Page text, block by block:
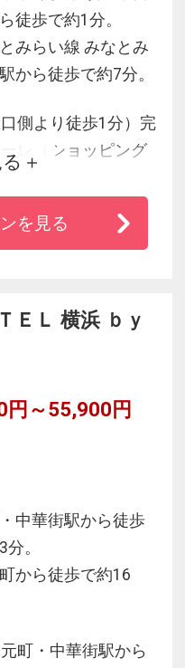
徒歩で約1分。
みらい線 みなとみ
から徒歩で約7分。
側より徒歩1分）完
レ（ショッピング
眺望抜群の感動夜
える富士の眺めも
ビジネスにも最
＆空気清浄機＆Wifi
を見る
ＥＬ 横浜 ｂｙ
円～55,900円
中華街駅から徒歩
。
から徒歩で約16
町・中華街駅から